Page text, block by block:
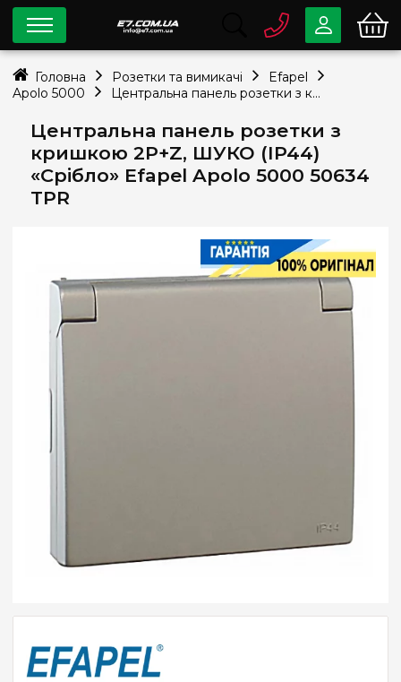
Центральна панель розетки з
кришкою 2P+Z, ШУКО (IP44)
«Срібло» Efapel Apolo 5000 50634
TPR
0 80033-63-07
Безкоштовно
info@e7.com.ua
044334-79-78
Viber Telegram
Головна Розетки та вимикачі
Efapel
Apolo 5000
Центральна панель розетки з кришкою 2P+Z, ШУКО (IP44) «Срібло» Efapel Apolo 5000 50634 TPR